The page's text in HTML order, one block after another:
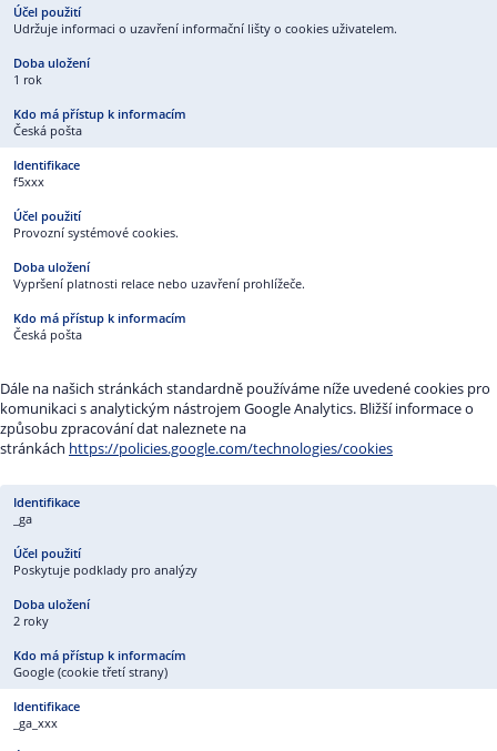
Udržuje informaci o uzavření informační lišty o cookies uživatelem.
1 rok
Česká pošta
f5xxx
Provozní systémové cookies.
Vypršení platnosti relace nebo uzavření prohlížeče.
Česká pošta
Dále na našich stránkách standardně používáme níže uvedené cookies pro
komunikaci s analytickým nástrojem Google Analytics. Bližší informace o
způsobu zpracování dat naleznete na
stránkách https://policies.google.com/technologies/cookies
_ga
Poskytuje podklady pro analýzy
2 roky
Google (cookie třetí strany)
_ga_xxx